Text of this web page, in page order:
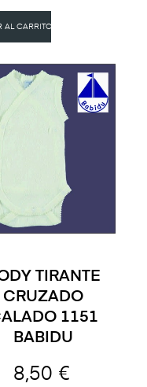
AL CARRITO
TIRANTE
CRUZADO
1151
BABIDU
8,50 €